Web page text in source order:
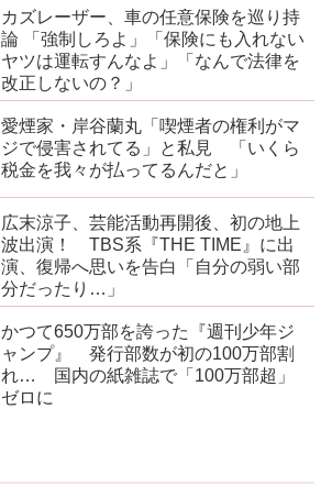
カズレーザー、車の任意保険を巡り持
論 「強制しろよ」「保険にも入れない
ヤツは運転すんなよ」「なんで法律を
改正しないの？」
愛煙家・岸谷蘭丸「喫煙者の権利がマ
ジで侵害されてる」と私見 「いくら
税金を我々が払ってるんだと」
広末涼子、芸能活動再開後、初の地上
波出演！ TBS系『THE TIME』に出
演、復帰へ思いを告白「自分の弱い部
分だったり…」
かつて650万部を誇った『週刊少年ジ
ャンプ』 発行部数が初の100万部割
れ… 国内の紙雑誌で「100万部超」
ゼロに